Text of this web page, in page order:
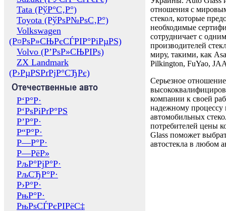
Tata (РўР°С‚Р°)
Toyota (РўРѕР№РѕС‚Р°)
Volkswagen
(Р¤РѕР»СЊРєСЃРІР°РіРµРЅ)
Volvo (Р’РѕР»СЊРІРѕ)
ZX Landmark
(Р›РµРЅРґРјР°СЂРє)
Отечественные авто
Р‘Р°Р·
Р‘РѕРіРґР°РЅ
Р’Р°Р·
Р“Р°Р·
Р—Р°Р·
Р—РёР»
РљР°РјР°Р·
РљСЂР°Р·
Р›Р°Р·
РњР°Р·
РњРѕСЃРєРІРёС‡
отношения с
стекол, которые
необходимые
сотрудничает с
производителей
миру, такими, как
Pilkington, FuYao,
Серьезное отношение
компании к своей
надежному процессу
автомобильных
потребителей цены
Glass поможет
автостекла в любом